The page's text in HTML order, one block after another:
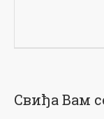
Свиђа Вам